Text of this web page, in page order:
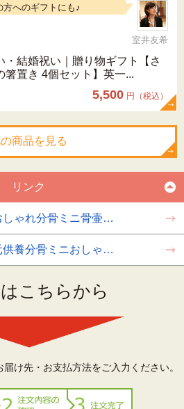
方へのギフトにも♪
室井友希
・結婚祝い｜贈り物ギフト【さ
箸置き 4個セット】英一...
5,500 円（税込）
商品を見る
リンク
しゃれ分骨ミニ骨壷…
供養分骨ミニおしゃ…
こちらから
け先・お支払方法をご入力ください。